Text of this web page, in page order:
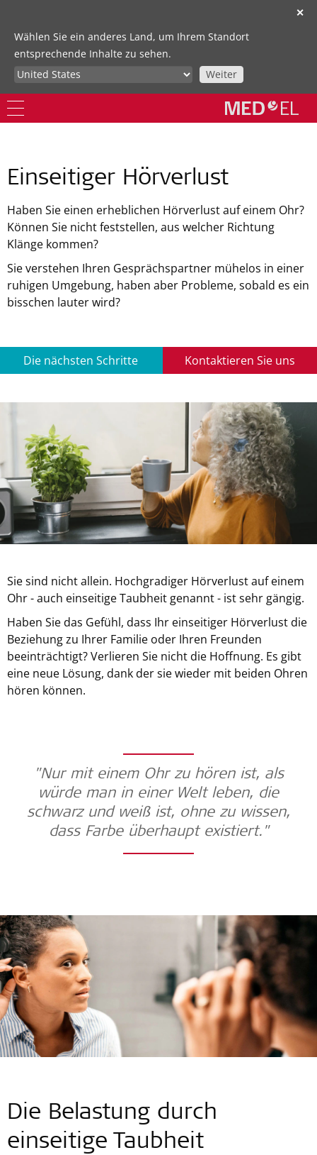
✕
Wählen Sie ein anderes Land, um Ihrem Standort
entsprechende Inhalte zu sehen.
Weiter
Einseitiger Hörverlust
Haben Sie einen erheblichen Hörverlust auf einem Ohr?
Können Sie nicht feststellen, aus welcher Richtung
Klänge kommen?
Sie verstehen Ihren Gesprächspartner mühelos in einer
ruhigen Umgebung, haben aber Probleme, sobald es ein
bisschen lauter wird?
Die nächsten Schritte Kontaktieren Sie uns
Sie sind nicht allein. Hochgradiger Hörverlust auf einem
Ohr - auch einseitige Taubheit genannt - ist sehr gängig.
Haben Sie das Gefühl, dass Ihr einseitiger Hörverlust die
Beziehung zu Ihrer Familie oder Ihren Freunden
beeinträchtigt? Verlieren Sie nicht die Hoffnung. Es gibt
eine neue Lösung, dank der sie wieder mit beiden Ohren
hören können.
"Nur mit einem Ohr zu hören ist, als
würde man in einer Welt leben, die
schwarz und weiß ist, ohne zu wissen,
dass Farbe überhaupt existiert."
Die Belastung durch
einseitige Taubheit